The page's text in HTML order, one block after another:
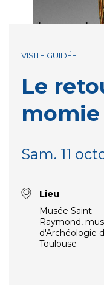
Le
VISITE GUIDÉE
Sam. 11
Lieu
Musée Saint-
Raymond,
d'Archéologie
Toulouse